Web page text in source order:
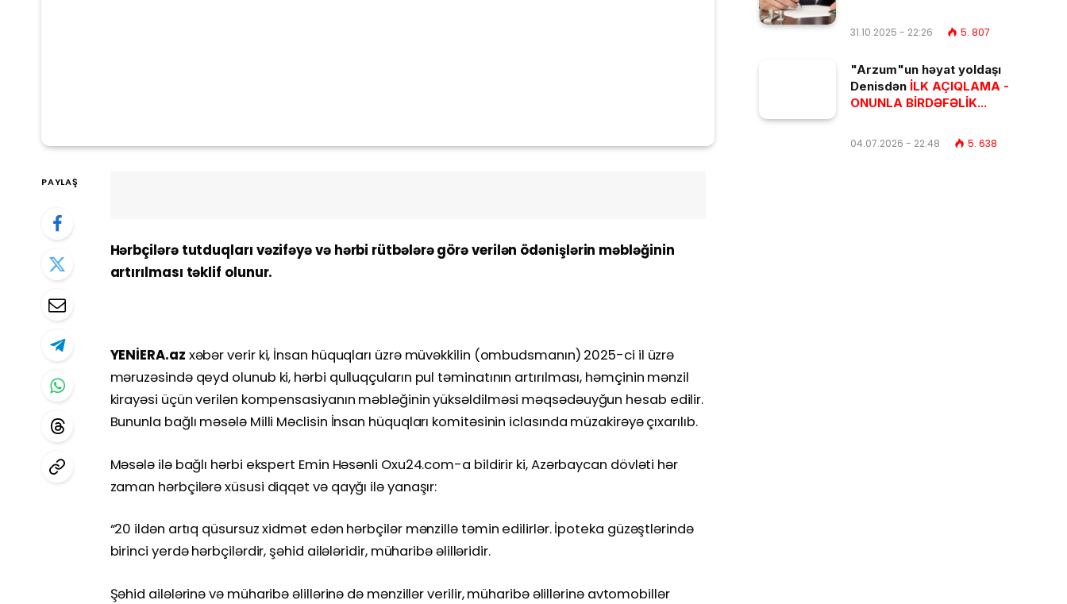
PAYLAŞ
Hərbçilərə tutduqları vəzifəyə və hərbi rütbələrə görə verilən ödənişlərin məbləğinin
artırılması təklif olunur.
YENİERA.az xəbər verir ki, İnsan hüquqları üzrə müvəkkilin (ombudsmanın) 2025-ci il üzrə
məruzəsində qeyd olunub ki, hərbi qulluqçuların pul təminatının artırılması, həmçinin mənzil
kirayəsi üçün verilən kompensasiyanın məbləğinin yüksəldilməsi məqsədəuyğun hesab edilir.
Bununla bağlı məsələ Milli Məclisin İnsan hüquqları komitəsinin iclasında müzakirəyə çıxarılıb.
Məsələ ilə bağlı hərbi ekspert Emin Həsənli Oxu24.com-a bildirir ki, Azərbaycan dövləti hər
zaman hərbçilərə xüsusi diqqət və qayğı ilə yanaşır:
“20 ildən artıq qüsursuz xidmət edən hərbçilər mənzillə təmin edilirlər. İpoteka güzəştlərində
birinci yerdə hərbçilərdir, şəhid ailələridir, müharibə əlilləridir.
Şəhid ailələrinə və müharibə əlillərinə də mənzillər verilir, müharibə əlillərinə avtomobillər
31.10.2025 - 22:26 5. 807
"Arzum"un həyat yoldaşı
Denisdən İLK AÇIQLAMA -
ONUNLA BİRDƏFƏLİK...
04.07.2026 - 22:48 5. 638